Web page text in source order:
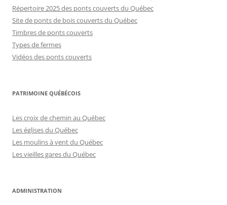
Répertoire 2025 des ponts couverts du Québec
Site de ponts de bois couverts du Québec
Timbres de ponts couverts
Types de fermes
Vidéos des ponts couverts
PATRIMOINE QUÉBÉCOIS
Les croix de chemin au Québec
Les églises du Québec
Les moulins à vent du Québec
Les vieilles gares du Québec
ADMINISTRATION